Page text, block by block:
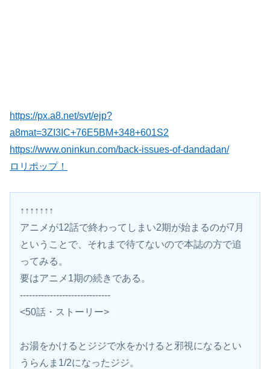
https://px.a8.net/svt/ejp?
a8mat=3ZI3IC+76E5BM+348+601S2
https://www.oninkun.com/back-issues-of-dandadan/
ロリポップ！
↑↑↑↑↑↑↑
アニメが12話で終わってしまい2期が始まるのが7月
ということで、それまで待てないので本誌の方で追
ってみる。
要はアニメ1期の続きである。
------------------------------
<50話・ストーリー>
お湯をかけるとジジで水をかけると邪視になるとい
うらんま1/2になったジジ。